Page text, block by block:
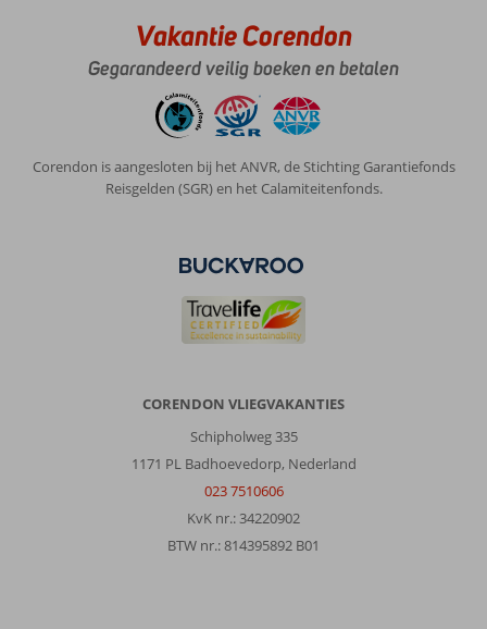
Vakantie Corendon
Gegarandeerd veilig boeken en betalen
Corendon is aangesloten bij het ANVR, de Stichting Garantiefonds
Reisgelden (SGR) en het Calamiteitenfonds.
CORENDON VLIEGVAKANTIES
Schipholweg 335
1171 PL Badhoevedorp, Nederland
023 7510606
KvK nr.: 34220902
BTW nr.: 814395892 B01